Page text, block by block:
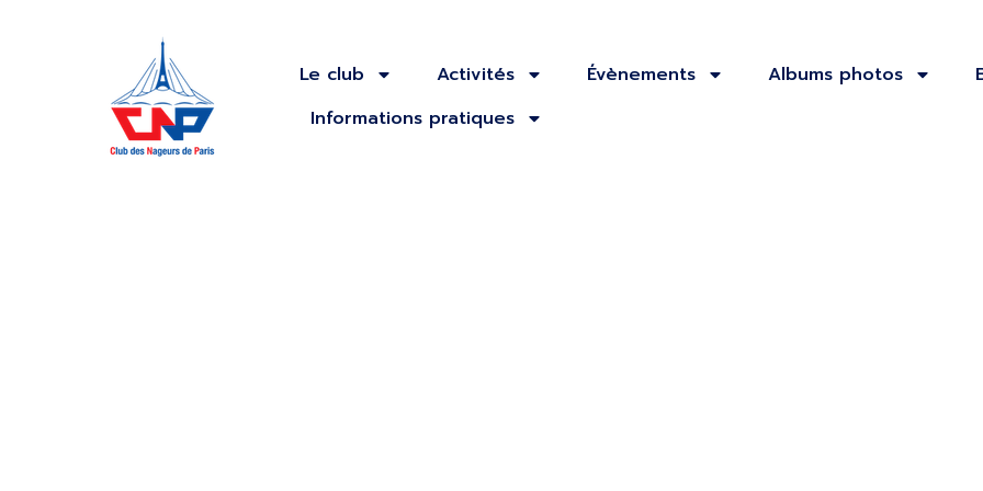
Le club Activités Évènements Albums photos
Informations pratiques